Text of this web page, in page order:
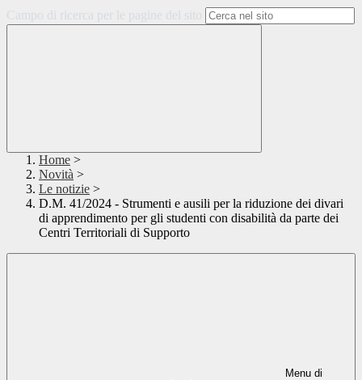
Campo di ricerca per le pagine del sito
Home >
Novità >
Le notizie >
D.M. 41/2024 - Strumenti e ausili per la riduzione dei divari
di apprendimento per gli studenti con disabilità da parte dei
Centri Territoriali di Supporto
Menu di